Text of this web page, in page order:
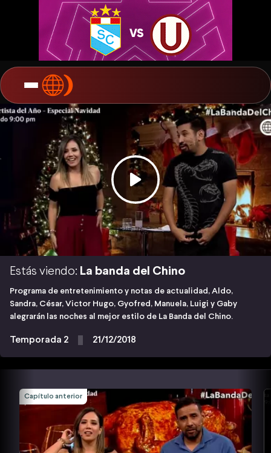
Estás viendo: La banda del Chino
Programa de entretenimiento y notas de actualidad, Aldo,
Sandra, César, Victor Hugo, Gyofred, Manuela, Luigi y Gaby
alegrarán las noches al mejor estilo de La Banda del Chino.
Temporada 2 21/12/2018
Capítulo anterior